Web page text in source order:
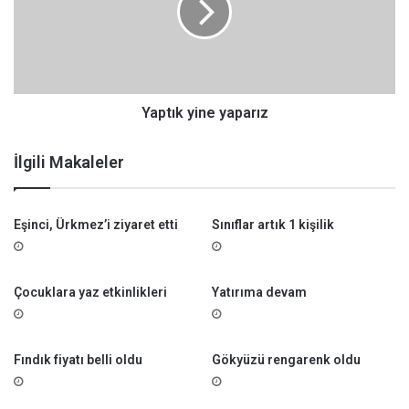
n
a
p
a
ı
z
Yaptık yine yaparız
İlgili Makaleler
Eşinci, Ürkmez’i ziyaret etti Sınıflar artık 1 kişilik
Çocuklara yaz etkinlikleri Yatırıma devam
Fındık fiyatı belli oldu Gökyüzü rengarenk oldu